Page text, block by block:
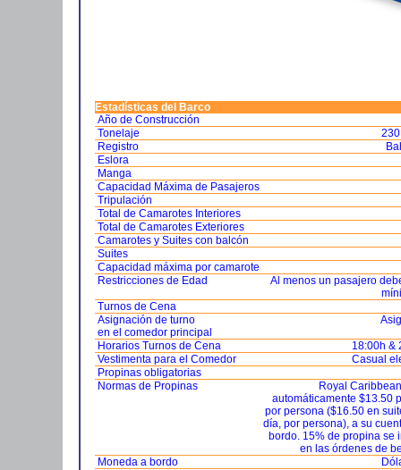
Estadísticas del Barco
Año de Construcción
Tonelaje
Registro
Eslora
Manga
Capacidad Máxima de Pasajeros
Tripulación
Total de Camarotes Interiores
Total de Camarotes Exteriores
Camarotes y Suites con balcón
Suites
Capacidad máxima por camarote
Restricciones de Edad
Al menos un pasajero
Turnos de Cena
Asignación de turno
en el comedor principal
Horarios Turnos de Cena
18:00h &
Vestimenta para el Comedor
Casual
Propinas obligatorias
Normas de Propinas
Royal
automáticamente $13.50
por persona ($16.50 en
día, por persona), a su
bordo. 15% de propina se
en las órdenes de
Moneda a bordo